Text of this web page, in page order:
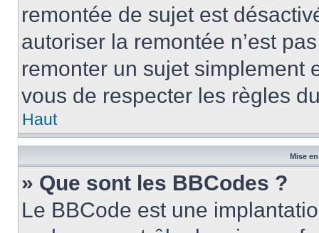
remontée de sujet est
autoriser la remontée n’est
remonter un sujet simplement
vous de respecter les règles
Haut
Mise
» Que sont les BBCodes ?
Le BBCode est une